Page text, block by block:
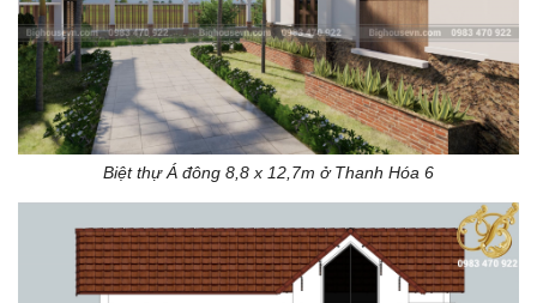
Biệt thự Á đông 8,8 x 12,7m ở Thanh Hóa 6